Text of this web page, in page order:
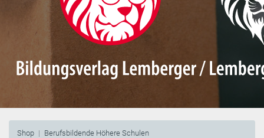
Shop
Berufsbildende Höhere Schulen